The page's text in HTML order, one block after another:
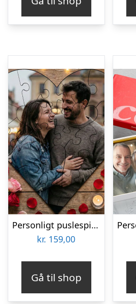
Personligt puslespil med Billede – Hjerte
kr. 159,00
Gå til shop